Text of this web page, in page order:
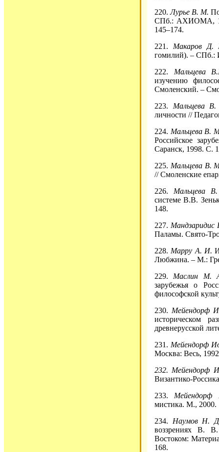
220.Лурье В. М.
СПб.: АХИОМА,
145–174.
221. Макаров
гомилий). – СПб.:
222. Мальцева
изучению
Смоленский. –
223. Мальцева
личности //
224. Мальцева В.
Российское
Саранск, 1998. С.
225. Мальцева В.
// Смоленские
226. Мальцева
системе В.В.
148.
227. Мандзаридис
Паламы. Свято-
228. Марру А. И.
Любжина. – М.:
229. Маслин М.
зарубежья о
философской
230. Мейендорф
историческом
древнерусской
231. Мейендорф
Москва: Весь,
232. Мейендорф
Византико-
233.
мистика. М., 2000.
234. Наумов Н.
воззрениях В.
Востоком:
168.